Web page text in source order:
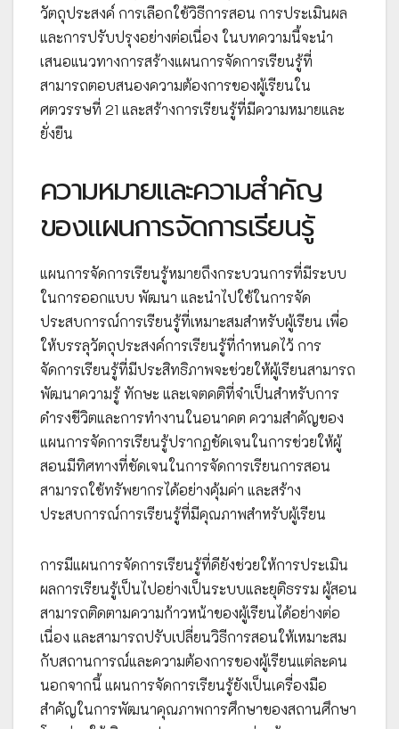
วัตถุประสงค์ การเลือกใช้วิธีการสอน การประเมินผล
และการปรับปรุงอย่างต่อเนื่อง ในบทความนี้จะนำ
เสนอแนวทางการสร้างแผนการจัดการเรียนรู้ที่
สามารถตอบสนองความต้องการของผู้เรียนใน
ศตวรรษที่ 21 และสร้างการเรียนรู้ที่มีความหมายและ
ยั่งยืน
ความหมายและความสำคัญ
ของแผนการจัดการเรียนรู้
แผนการจัดการเรียนรู้หมายถึงกระบวนการที่มีระบบ
ในการออกแบบ พัฒนา และนำไปใช้ในการจัด
ประสบการณ์การเรียนรู้ที่เหมาะสมสำหรับผู้เรียน เพื่อ
ให้บรรลุวัตถุประสงค์การเรียนรู้ที่กำหนดไว้ การ
จัดการเรียนรู้ที่มีประสิทธิภาพจะช่วยให้ผู้เรียนสามารถ
พัฒนาความรู้ ทักษะ และเจตคติที่จำเป็นสำหรับการ
ดำรงชีวิตและการทำงานในอนาคต ความสำคัญของ
แผนการจัดการเรียนรู้ปรากฏชัดเจนในการช่วยให้ผู้
สอนมีทิศทางที่ชัดเจนในการจัดการเรียนการสอน
สามารถใช้ทรัพยากรได้อย่างคุ้มค่า และสร้าง
ประสบการณ์การเรียนรู้ที่มีคุณภาพสำหรับผู้เรียน
การมีแผนการจัดการเรียนรู้ที่ดียังช่วยให้การประเมิน
ผลการเรียนรู้เป็นไปอย่างเป็นระบบและยุติธรรม ผู้สอน
สามารถติดตามความก้าวหน้าของผู้เรียนได้อย่างต่อ
เนื่อง และสามารถปรับเปลี่ยนวิธีการสอนให้เหมาะสม
กับสถานการณ์และความต้องการของผู้เรียนแต่ละคน
นอกจากนี้ แผนการจัดการเรียนรู้ยังเป็นเครื่องมือ
สำคัญในการพัฒนาคุณภาพการศึกษาของสถานศึกษา